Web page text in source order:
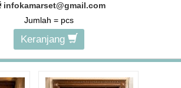
infokamarset@gmail.com
Jumlah = pcs
Keranjang